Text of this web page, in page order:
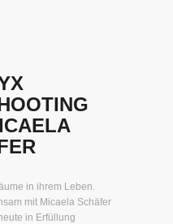
in ihrem Leben.
mit Micaela Schäfer
in Erfüllung